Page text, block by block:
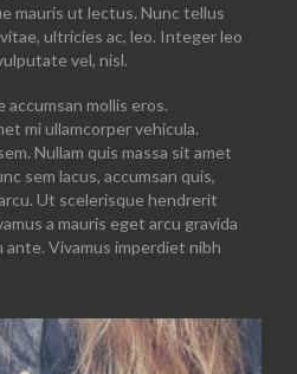
mauris ut lectus. Nunc tellus
ultricies ac, leo. Integer leo
vel, nisl.
accumsan mollis eros.
mi ullamcorper vehicula.
Nullam quis massa sit amet
sem lacus, accumsan quis,
Ut scelerisque hendrerit
a mauris eget arcu gravida
Vivamus imperdiet nibh